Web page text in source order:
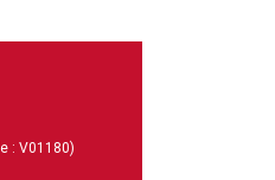
: V01180)